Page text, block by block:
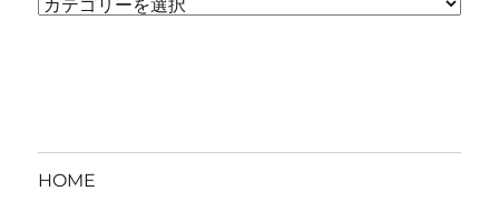
カ
HOME